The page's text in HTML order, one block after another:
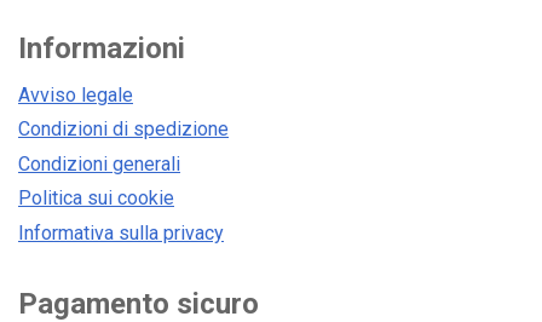
Informazioni
Avviso legale
Condizioni di spedizione
Condizioni generali
Politica sui cookie
Informativa sulla privacy
Pagamento sicuro